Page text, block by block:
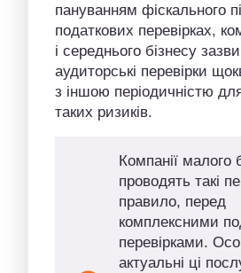
пануванням фіскального
податкових перевірках,
і середнього бізнесу
аудиторські перевірки
з іншою періодичністю для
таких ризиків.
Компанії малого
проводять такі
правило, перед
комплексними
перевірками.
актуальні ці